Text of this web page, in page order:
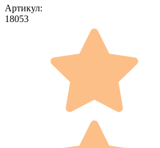
Артикул:
18053